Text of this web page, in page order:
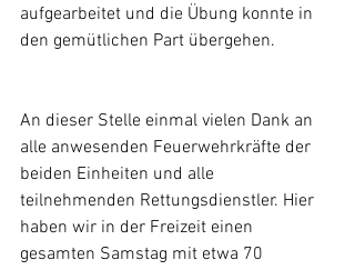
aufgearbeitet und die Übung konnte in
den gemütlichen Part übergehen.
An dieser Stelle einmal vielen Dank an
alle anwesenden Feuerwehrkräfte der
beiden Einheiten und alle
teilnehmenden Rettungsdienstler. Hier
haben wir in der Freizeit einen
gesamten Samstag mit etwa 70